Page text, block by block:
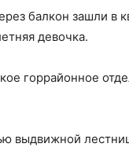
балкон зашли в
девочка.
горрайонное
выдвижной